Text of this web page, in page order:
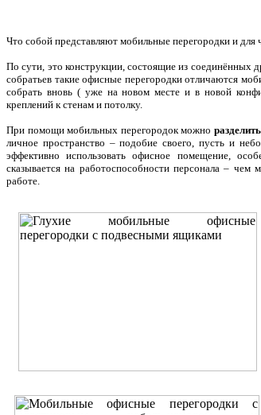
Что собой представляют мобильные перегородки и для
По сути, это конструкции, состоящие из соединённых
собратьев такие офисные перегородки отличаются
собрать вновь ( уже на новом месте и в новой
креплений к стенам и потолку.
При помощи мобильных перегородок можно
личное пространство – подобие своего, пусть и
эффективно использовать офисное помещение,
сказывается на работоспособности персонала –
работе.